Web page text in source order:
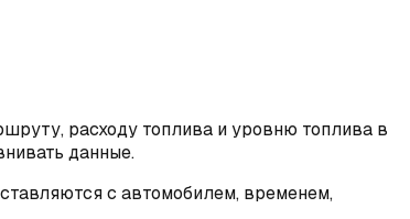
расходу топлива и уровню топлива в
данные.
с автомобилем, временем,